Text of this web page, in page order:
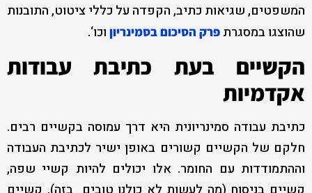
המשפטים, שגיאות כתיב, הקפדה על כללי ציטוט, התובנות
שהוצגו במסגרת פרק הסיכום בסמינריון וכו‘.
הקשיים בעת כתיבת עבודות
אקדמיות
כתיבת עבודה סמינריונית היא דרך עמוסה בקשיים רבים.
חלקם של הקשיים קשורים באופן ישיר לכתיבת העבודה
וההתמודדות עם החומר. אלו יכולים להיות קשיי שפה,